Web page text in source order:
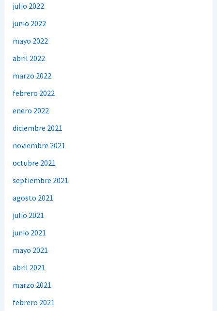
julio 2022
junio 2022
mayo 2022
abril 2022
marzo 2022
febrero 2022
enero 2022
diciembre 2021
noviembre 2021
octubre 2021
septiembre 2021
agosto 2021
julio 2021
junio 2021
mayo 2021
abril 2021
marzo 2021
febrero 2021